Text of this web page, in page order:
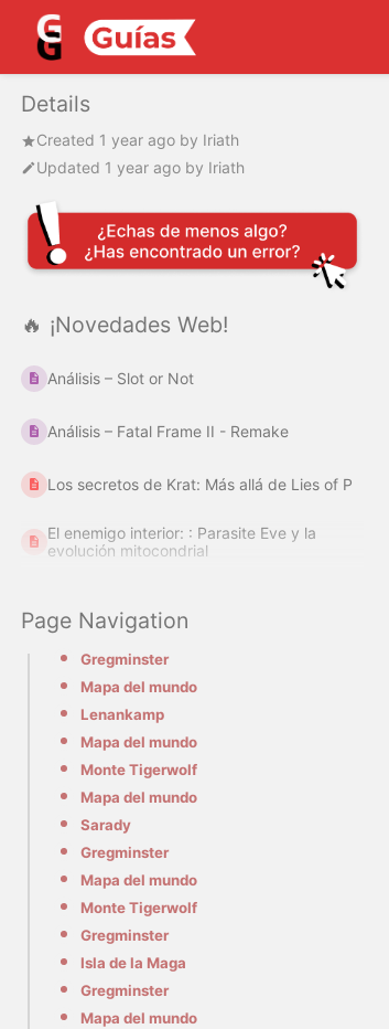
Details
Created 1 year ago by Iriath
Updated 1 year ago by Iriath
🔥 ¡Novedades Web!
Análisis – Slot or Not
Análisis – Fatal Frame II - Remake
Los secretos de Krat: Más allá de Lies of P
El enemigo interior: : Parasite Eve y la
evolución mitocondrial
Page Navigation
Gregminster
Mapa del mundo
Lenankamp
Mapa del mundo
Monte Tigerwolf
Mapa del mundo
Sarady
Gregminster
Mapa del mundo
Monte Tigerwolf
Gregminster
Isla de la Maga
Gregminster
Mapa del mundo